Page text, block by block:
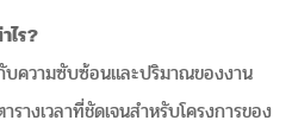
ไร?
บความซับซ้อนและปริมาณของงาน
างเวลาที่ชัดเจนสำหรับโครงการของ